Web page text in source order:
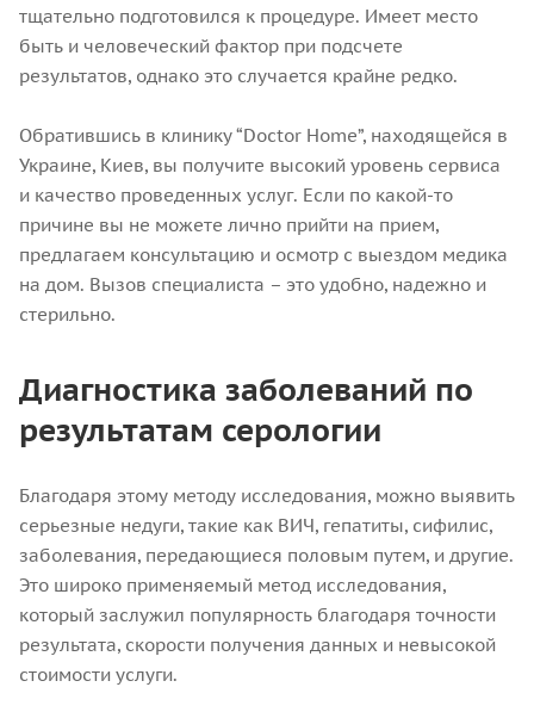
тщательно подготовился к процедуре. Имеет место
быть и человеческий фактор при подсчете
результатов, однако это случается крайне редко.
Обратившись в клинику “Doctor Home”, находящейся в
Украине, Киев, вы получите высокий уровень сервиса
и качество проведенных услуг. Если по какой-то
причине вы не можете лично прийти на прием,
предлагаем консультацию и осмотр с выездом медика
на дом. Вызов специалиста – это удобно, надежно и
стерильно.
Диагностика заболеваний по
результатам серологии
Благодаря этому методу исследования, можно выявить
серьезные недуги, такие как ВИЧ, гепатиты, сифилис,
заболевания, передающиеся половым путем, и другие.
Это широко применяемый метод исследования,
который заслужил популярность благодаря точности
результата, скорости получения данных и невысокой
стоимости услуги.